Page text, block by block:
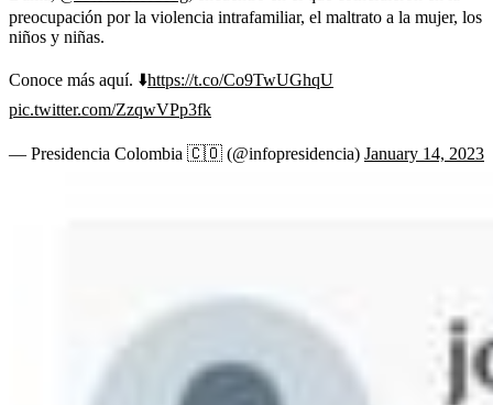
preocupación por la violencia intrafamiliar, el maltrato a la mujer, los
niños y niñas.
Conoce más aquí. ⬇️https://t.co/Co9TwUGhqU
pic.twitter.com/ZzqwVPp3fk
— Presidencia Colombia 🇨🇴 (@infopresidencia) January 14, 2023